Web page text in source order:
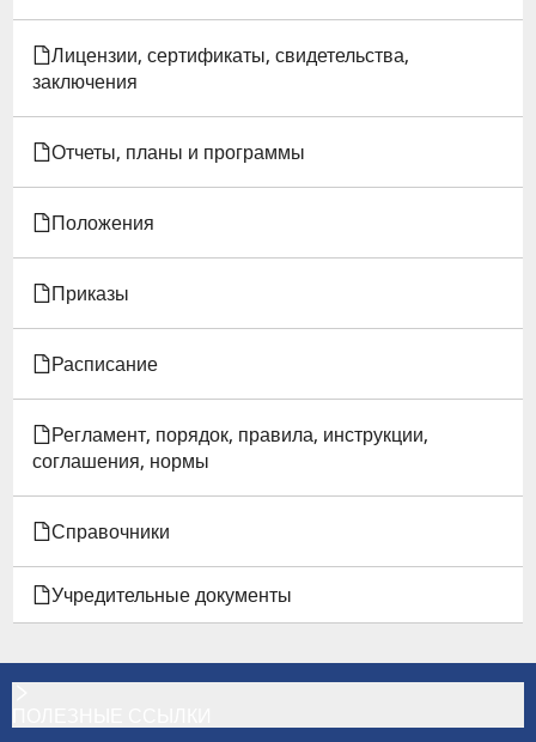
СОТРУДНИЧЕСТВЕ
ИГЭУ
С
ОРГАНИЗАЦИЯМИ,
ПРЕДПРИЯТИЯМИ,
УЧРЕЖДЕНИЯМИ
Лицензии, сертификаты, свидетельства,
заключения
Отчеты, планы и программы
Положения
Приказы
Расписание
Регламент, порядок, правила, инструкции,
соглашения, нормы
Справочники
Учредительные документы